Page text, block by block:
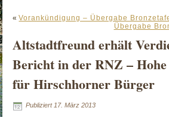
«Vorankündigung – Übergabe
Übergabe
Altstadtfreund erhält
Bericht in der RNZ –
für Hirschhorner Bürger
Publiziert 17. März 2013